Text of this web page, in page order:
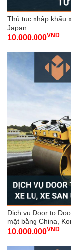
Thủ tục nhập khẩu
Japan
10.000.000VND
-
Dịch vụ Door to
mặt bằng China,
10.000.000VND
-